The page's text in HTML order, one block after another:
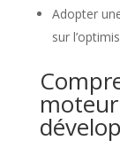
Adopter
sur